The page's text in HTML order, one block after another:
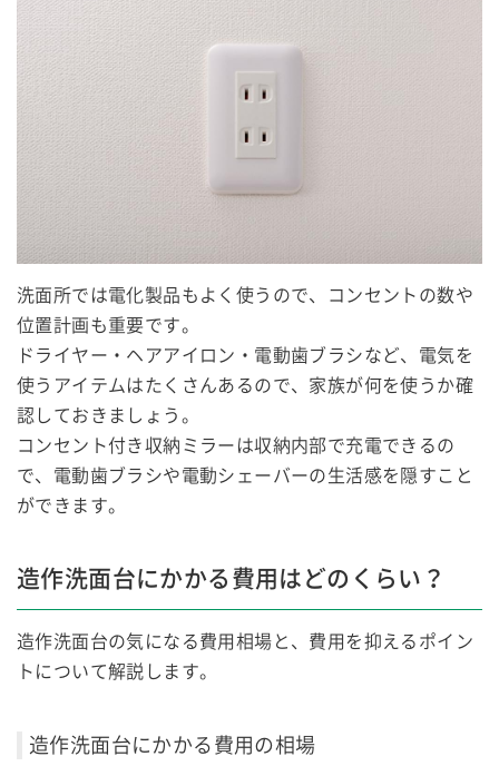
洗面所では電化製品もよく使うので、コンセントの数や
位置計画も重要です。
ドライヤー・ヘアアイロン・電動歯ブラシなど、電気を
使うアイテムはたくさんあるので、家族が何を使うか確
認しておきましょう。
コンセント付き収納ミラーは収納内部で充電できるの
で、電動歯ブラシや電動シェーバーの生活感を隠すこと
ができます。
造作洗面台にかかる費用はどのくらい？
造作洗面台の気になる費用相場と、費用を抑えるポイン
トについて解説します。
造作洗面台にかかる費用の相場